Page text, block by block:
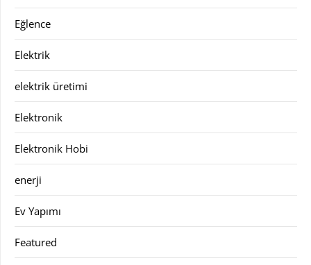
Eğlence
Elektrik
elektrik üretimi
Elektronik
Elektronik Hobi
enerji
Ev Yapımı
Featured